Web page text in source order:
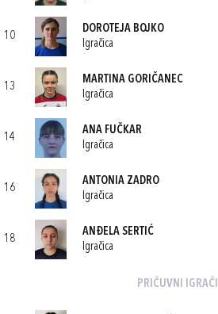
10
DOROTEJA BOJKO
Igračica
13
MARTINA GORIČANEC
Igračica
14
ANA FUČKAR
Igračica
16
ANTONIA ZADRO
Igračica
18
ANĐELA SERTIĆ
Igračica
PRIČUVNI IGRAČI